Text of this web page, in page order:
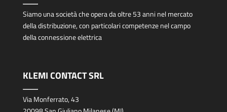
Siamo una società che opera da oltre 53 anni nel mercato
della distribuzione, con particolari competenze nel campo
della connessione elettrica
KLEMI CONTACT SRL
Via Monferrato, 43